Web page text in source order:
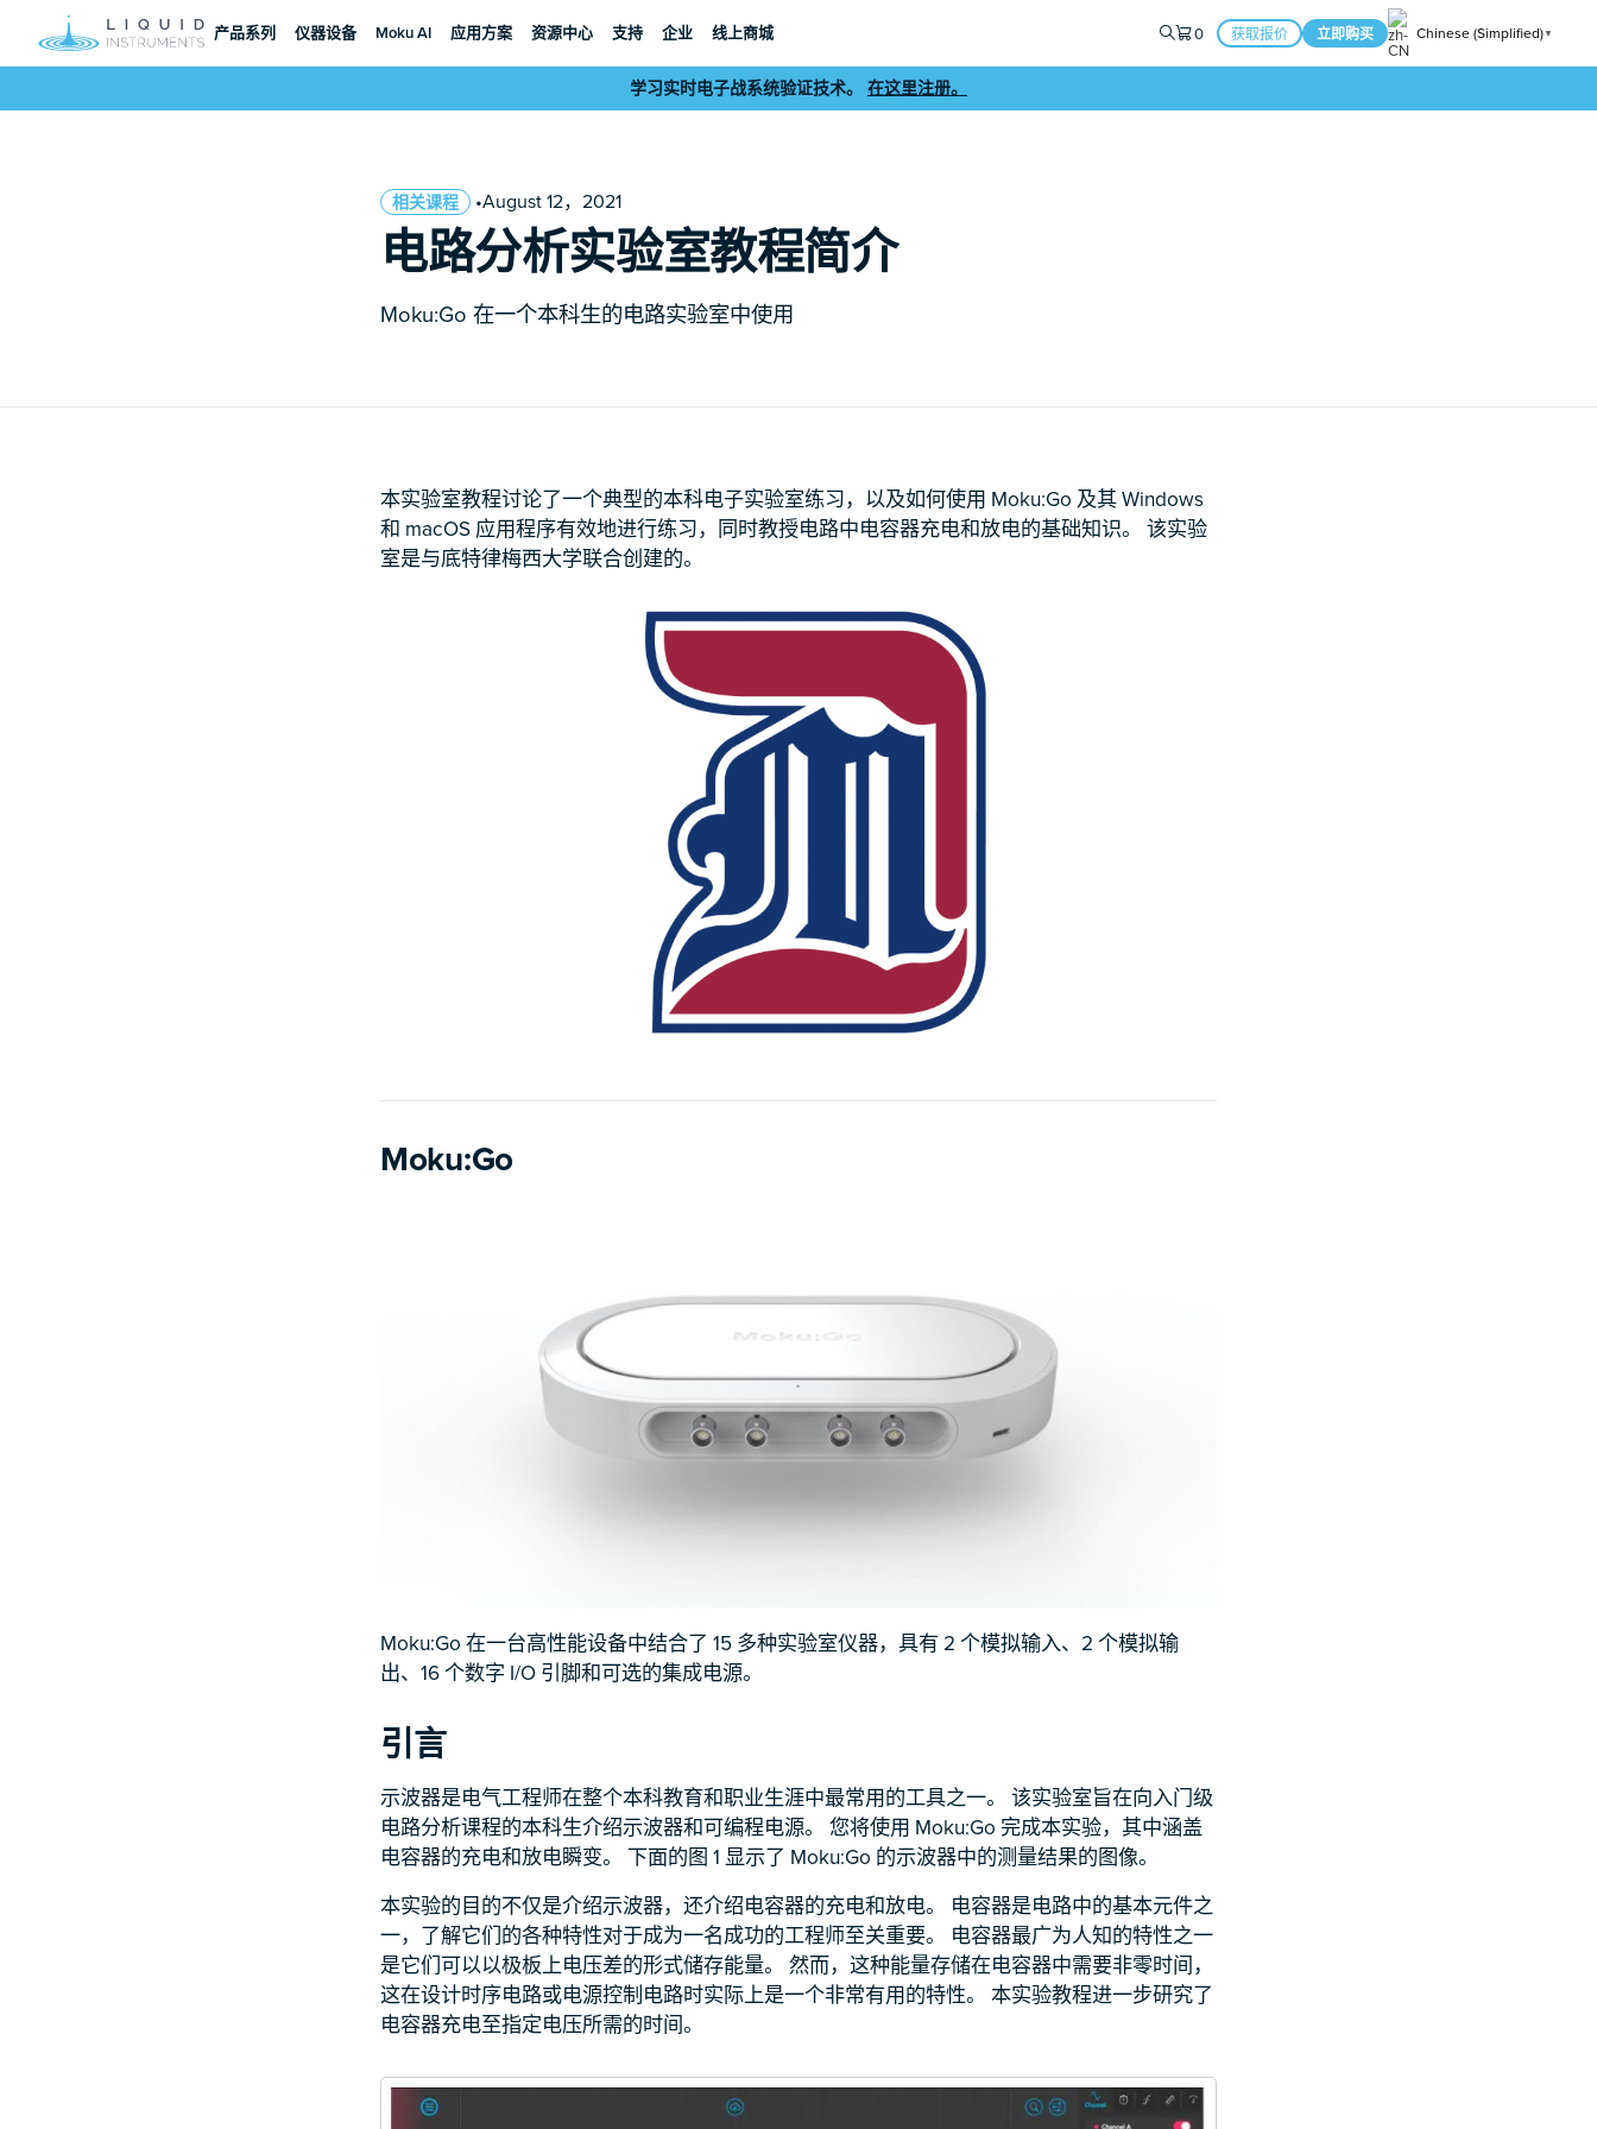
产品系列 仪器设备 Moku AI 应用方案 资源中心 支持 企业 线上商城 0 获取报价 立即购买 Chinese (Simplified)▼
学习实时电子战系统验证技术。 在这里注册。
相关课程 •August 12，2021
电路分析实验室教程简介
Moku:Go 在一个本科生的电路实验室中使用
本实验室教程讨论了一个典型的本科电子实验室练习，以及如何使用 Moku:Go 及其 Windows
和 macOS 应用程序有效地进行练习，同时教授电路中电容器充电和放电的基础知识。 该实验
室是与底特律梅西大学联合创建的。
Moku:Go
Moku:Go 在一台高性能设备中结合了 15 多种实验室仪器，具有 2 个模拟输入、2 个模拟输
出、16 个数字 I/O 引脚和可选的集成电源。
引言
示波器是电气工程师在整个本科教育和职业生涯中最常用的工具之一。 该实验室旨在向入门级
电路分析课程的本科生介绍示波器和可编程电源。 您将使用 Moku:Go 完成本实验，其中涵盖
电容器的充电和放电瞬变。 下面的图 1 显示了 Moku:Go 的示波器中的测量结果的图像。
本实验的目的不仅是介绍示波器，还介绍电容器的充电和放电。 电容器是电路中的基本元件之
一，了解它们的各种特性对于成为一名成功的工程师至关重要。 电容器最广为人知的特性之一
是它们可以以极板上电压差的形式储存能量。 然而，这种能量存储在电容器中需要非零时间，
这在设计时序电路或电源控制电路时实际上是一个非常有用的特性。 本实验教程进一步研究了
电容器充电至指定电压所需的时间。